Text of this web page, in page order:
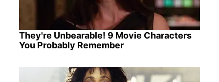
They're Unbearable! 9 Movie Characters
You Probably Remember